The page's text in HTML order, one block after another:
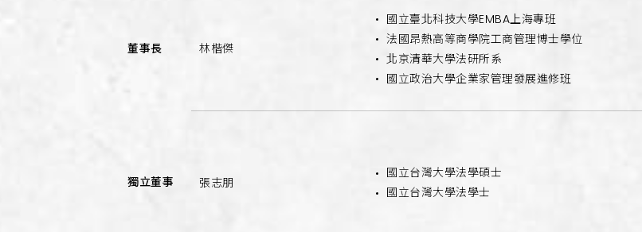
董事長 林楷傑
國立臺北科技大學EMBA上海專班
法國昂熱高等商學院工商管理博士學位
北京清華大學法研所系
國立政治大學企業家管理發展進修班
獨立董事 張志朋
國立台灣大學法學碩士
國立台灣大學法學士